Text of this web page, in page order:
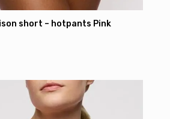
short – hotpants Pink